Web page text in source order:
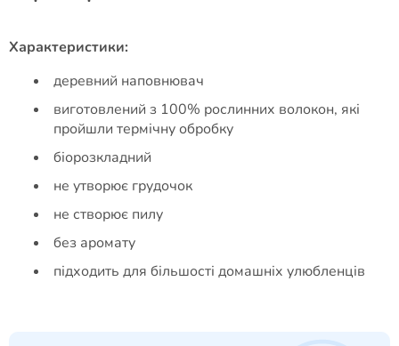
Характеристики:
деревний наповнювач
виготовлений з 100% рослинних волокон, які
пройшли термічну обробку
біорозкладний
не утворює грудочок
не створює пилу
без аромату
підходить для більшості домашніх улюбленців